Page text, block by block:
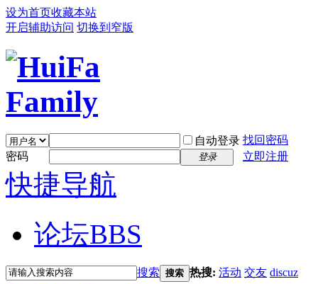
设为首页收藏本站
开启辅助访问 切换到窄版
自动登录 找回密码
密码
登录 立即注册
快捷导航
论坛BBS
搜索 搜索 热搜: 活动 交友 discuz